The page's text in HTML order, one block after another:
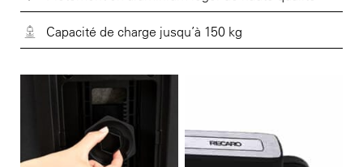
Capacité de charge jusqu’à 150 kg